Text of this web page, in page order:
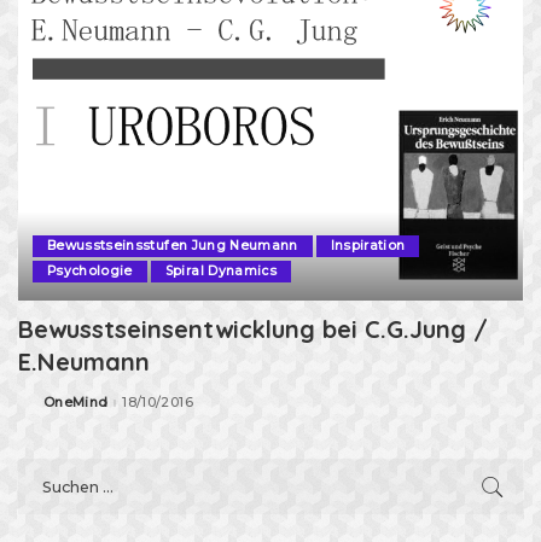
Bewusstseinsstufen Jung Neumann
Inspiration
Psychologie
Spiral Dynamics
Bewusstseinsentwicklung bei C.G.Jung /
E.Neumann
OneMind 18/10/2016